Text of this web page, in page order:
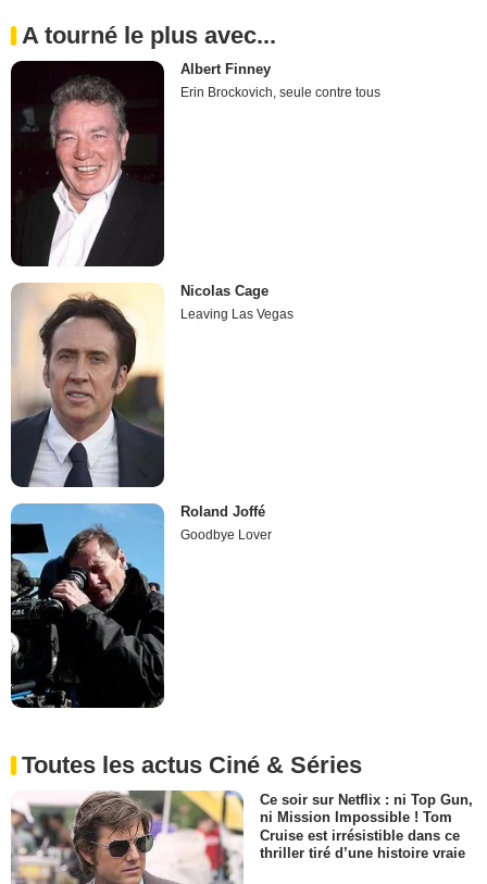
A tourné le plus avec...
Albert Finney
Erin Brockovich, seule contre tous
Nicolas Cage
Leaving Las Vegas
Roland Joffé
Goodbye Lover
Toutes les actus Ciné & Séries
Ce soir sur Netflix : ni Top Gun,
ni Mission Impossible ! Tom
Cruise est irrésistible dans ce
thriller tiré d’une histoire vraie